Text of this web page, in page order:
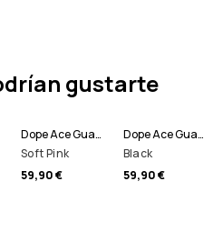
gustarte
Dope Ace Guantes de esquí
Soft Pink
59,90 €
Dope Ace Guantes de esquí
Black
59,90 €